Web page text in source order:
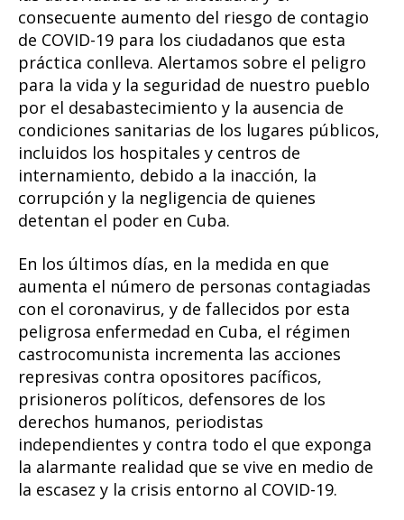
consecuente aumento del riesgo de contagio
de COVID-19 para los ciudadanos que esta
práctica conlleva. Alertamos sobre el peligro
para la vida y la seguridad de nuestro pueblo
por el desabastecimiento y la ausencia de
condiciones sanitarias de los lugares públicos,
incluidos los hospitales y centros de
internamiento, debido a la inacción, la
corrupción y la negligencia de quienes
detentan el poder en Cuba.
En los últimos días, en la medida en que
aumenta el número de personas contagiadas
con el coronavirus, y de fallecidos por esta
peligrosa enfermedad en Cuba, el régimen
castrocomunista incrementa las acciones
represivas contra opositores pacíficos,
prisioneros políticos, defensores de los
derechos humanos, periodistas
independientes y contra todo el que exponga
la alarmante realidad que se vive en medio de
la escasez y la crisis entorno al COVID-19.